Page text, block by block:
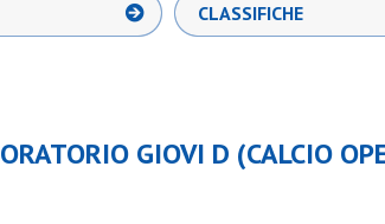
CLASSIFICHE
ORATORIO GIOVI D (CALCIO